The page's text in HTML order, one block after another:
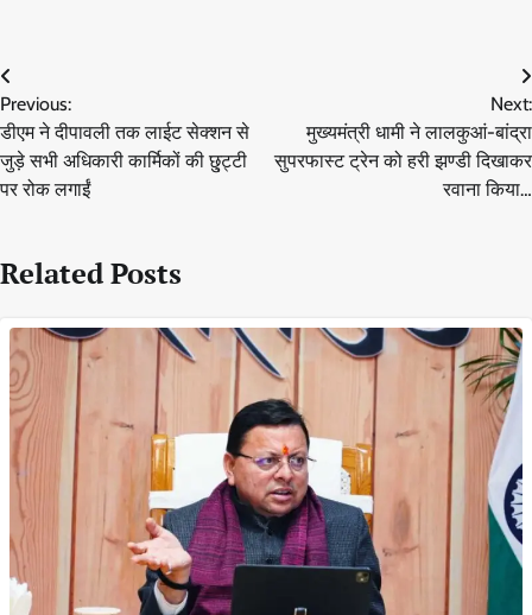
Post
navigation
Previous:
डीएम ने दीपावली तक लाईट सेक्शन से
जुड़े सभी अधिकारी कार्मिकों की छु्ट्टी
पर रोक लगाईं
Next:
मुख्यमंत्री धामी ने लालकुआं-बांद्रा
सुपरफास्ट ट्रेन को हरी झण्डी दिखाकर
रवाना किया…
Related Posts